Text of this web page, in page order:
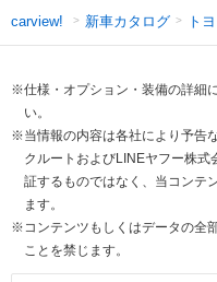
carview! 新車カタログ ト
※仕様・オプション・装備の詳細
い。
※当情報の内容は各社により予告
クルートおよびLINEヤフー株
証するものではなく、当コンテ
ます。
※コンテンツもしくはデータの全
ことを禁じます。